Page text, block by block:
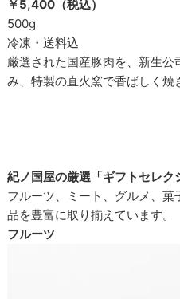
￥5,400（税込）
500g
冷凍・送料込
厳選された国産豚肉を、新生
み、特製の直火窯で香ばしく焼
紀ノ国屋の厳選「ギフトセレク
フルーツ、ミート、グルメ、
品を豊富に取り揃えています。
フルーツ